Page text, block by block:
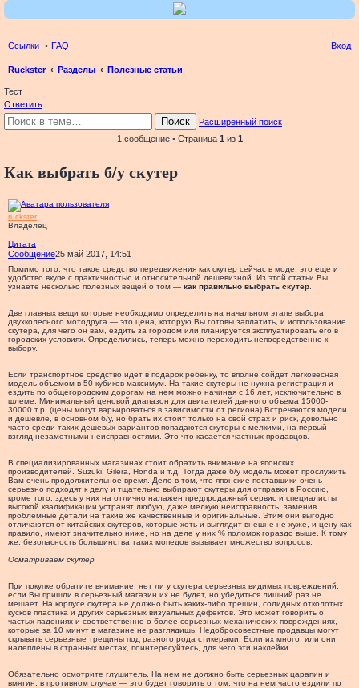
Ссылки FAQ Вход
Ruckster Разделы
Полезные статьи
Тест
Ответить
Поиск
Расширенный поиск
1 сообщение • Страница 1 из 1
Как выбрать б/у скутер
ruckster
Владелец
Цитата
Сообщение25 май 2017, 14:51
Помимо того, что такое средство передвижения как скутер сейчас в моде, это еще и
удобство вкупе с практичностью и относительной дешевизной. Из этой статьи Вы
узнаете несколько полезных вещей о том — как правильно выбрать скутер
Две главных вещи которые необходимо определить на начальном этапе выбора
двухколесного мотодруга — это цена, которую Вы готовы заплатить, и использование
скутера, для чего он вам, ездить за городом или планируется эксплуатировать его в
городских условиях. Определились, теперь можно переходить непосредственно к
выбору.
Если транспортное средство идет в подарок ребенку, то вполне сойдет легковесная
модель объемом в 50 кубиков максимум. На такие скутеры не нужна регистрация и
ездить по общегородским дорогам на нем можно начиная с 16 лет, исключительно в
шлеме. Минимальный ценовой диапазон для двигателей данного объема 15000-
30000 т.р, (цены могут варьироваться в зависимости от региона) Встречаются модели
и дешевле, в основном б/у, но брать их стоит только на свой страх и риск, довольно
часто среди таких дешевых вариантов попадаются скутеры с мелкими, на первый
взгляд незаметными неисправностями. Это что касается частных продавцов.
В специализированных магазинах стоит обратить внимание на японских
производителей. Suzuki, Gilera, Honda и т.д. Тогда даже б/у модель может прослужить
Вам очень продолжительное время. Дело в том, что японские поставщики очень
серьезно подходят к делу и тщательно выбирают скутеры для отправки в Россию,
кроме того, здесь у них на отлично налажен предпродажный сервис и специалисты
высокой квалификации устранят любую, даже мелкую неисправность, заменив
проблемные детали на такие же качественные и оригинальные. Этим они выгодно
отличаются от китайских скутеров, которые хоть и выглядит внешне не хуже, и цену как
правило, имеют значительно ниже, но на деле у них % поломок гораздо выше. К тому
же, безопасность большинства таких мопедов вызывает множество вопросов.
Осматриваем скутер
При покупке обратите внимание, нет ли у скутера серьезных видимых повреждений,
если Вы пришли в серьезный магазин их не будет, но убедиться лишний раз не
мешает. На корпусе скутера не должно быть каких-либо трещин, солидных отколотых
кусков пластика и других серьезных визуальных дефектов. Это может говорить о
частых падениях и соответственно о более серьезных механических повреждениях,
которые за 10 минут в магазине не разглядишь. Недобросовестные продавцы могут
скрывать серьезные трещины под разного рода стикерами. Если их много, или они
налеплены в странных местах, поинтересуйтесь, для чего эти наклейки.
Обязательно осмотрите глушитель. На нем не должно быть серьезных царапин и
вмятин, в противном случае — это будет говорить о том, что на нем часто ездили по